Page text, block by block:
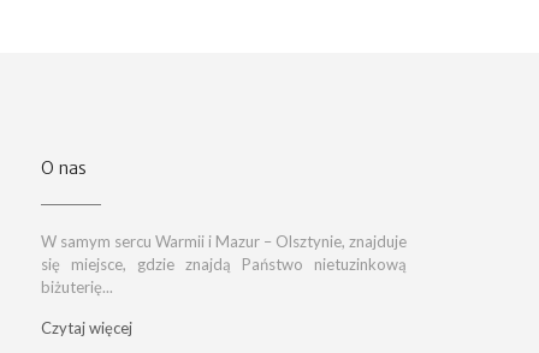
O nas
W samym sercu Warmii i Mazur – Olsztynie, znajduje
się miejsce, gdzie znajdą Państwo nietuzinkową
biżuterię...
Czytaj więcej